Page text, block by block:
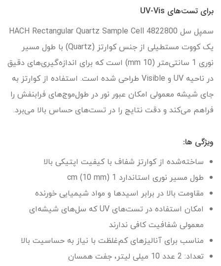
برای تست‌های UV-Vis
سمپل سل HACH Rectangular Quartz Sample Cell 4822800
یک کووت مستطیلی از جنس کوارتز (Quartz) با طول مسیر
نوری 1 سانتی‌متر (10 mm) است که برای اندازه‌گیری‌های دقیق
در ناحیه UV و Visible طراحی شده است. استفاده از کوارتز به
جای شیشه معمولی امکان عبور نور در طول‌موج‌های فرابنفش را
فراهم می‌کند و دقت نتایج را در تست‌های حساس بالا می‌برد.
ویژگی ها:
ساخته‌شده از کوارتز شفاف با کیفیت اپتیکی بالا
طول مسیر نوری استاندارد 1 cm (10 mm)
مقاومت بالا در برابر اسیدها و مواد شیمیایی خورنده
امکان استفاده در تست‌های UV که سل‌های شیشه‌ای
معمولی شفافیت کافی ندارند
مناسب برای آنالیزهای کم‌غلظت با نیاز به حساسیت بالا
تعداد: 2 عدد 10 میلی لیتر، جفت همسان